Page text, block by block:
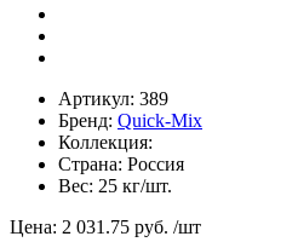
Артикул: 389
Бренд: Quick-Mix
Коллекция:
Страна: Россия
Вес: 25 кг/шт.
Цена: 2 031.75 руб. /шт